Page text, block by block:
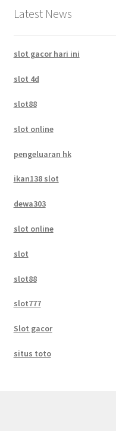
Latest News
slot gacor hari ini
slot 4d
slot88
slot online
pengeluaran hk
ikan138 slot
dewa303
slot online
slot
slot88
slot777
Slot gacor
situs toto